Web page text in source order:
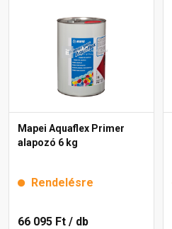
Mapei Aquaflex Primer
alapozó 6 kg
Rendelésre
66 095 Ft / db